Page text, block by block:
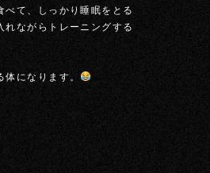
べて、しっかり睡眠をとる
れながらトレーニングする
になります。